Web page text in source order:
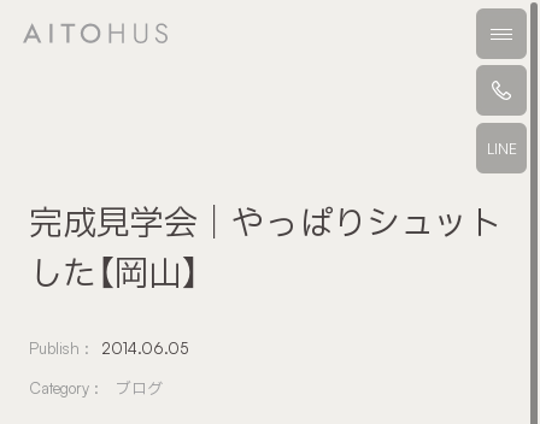
メ
LINE
完成見学会｜やっぱりシュット
した【岡山】
Publish : 2014.06.05
Category : ブログ